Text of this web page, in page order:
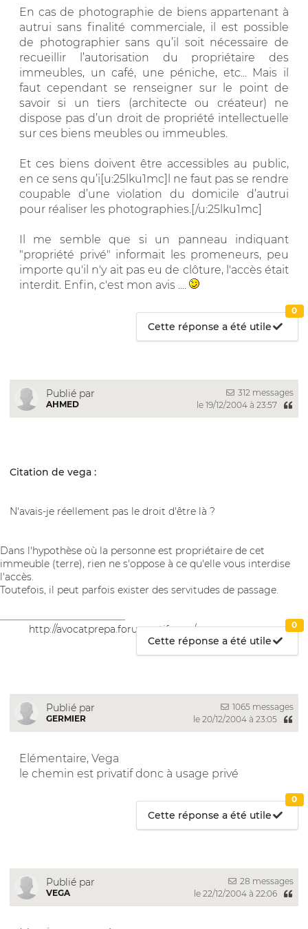
En cas de photographie de biens appartenant à
autrui sans finalité commerciale, il est possible
de photographier sans qu’il soit nécessaire de
recueillir l’autorisation du propriétaire des
immeubles, un café, une péniche, etc... Mais il
faut cependant se renseigner sur le point de
savoir si un tiers (architecte ou créateur) ne
dispose pas d’un droit de propriété intellectuelle
sur ces biens meubles ou immeubles.
Et ces biens doivent être accessibles au public,
en ce sens qu’i[u:25lku1mc]l ne faut pas se rendre
coupable d’une violation du domicile d’autrui
pour réaliser les photographies.[/u:25lku1mc]
Il me semble que si un panneau indiquant
"propriété privé" informait les promeneurs, peu
importe qu'il n'y ait pas eu de clôture, l'accès était
interdit. Enfin, c'est mon avis ....
Cette réponse a été utile
0
Publié par
AHMED
312 messages
le 19/12/2004 à 23:57
Citation de vega :
N'avais-je réellement pas le droit d'être là ?
Dans l'hypothèse où la personne est propriétaire de cet
immeuble (terre), rien ne s'oppose à ce qu'elle vous interdise
l'accès.
Toutefois, il peut parfois exister des servitudes de passage.
http://avocatprepa.forumactif.com/
Cette réponse a été utile
0
Publié par
GERMIER
1065 messages
le 20/12/2004 à 23:05
Elémentaire, Vega
le chemin est privatif donc à usage privé
Cette réponse a été utile
0
Publié par
VEGA
28 messages
le 22/12/2004 à 22:06